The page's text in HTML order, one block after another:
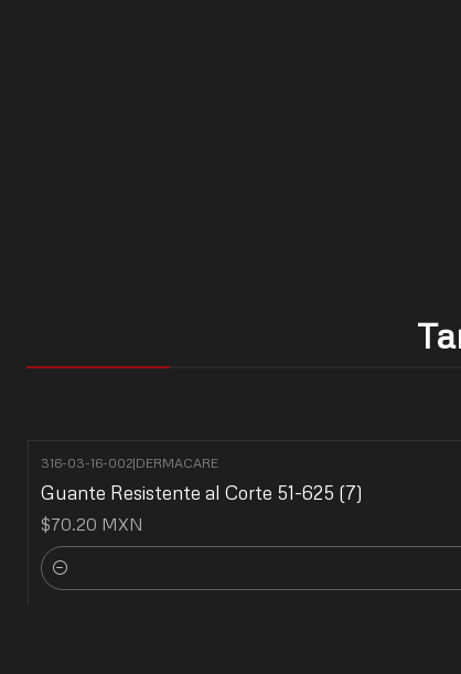
316-03-16-002|DERMACARE
Guante Resistente al Corte 51-625 (7)
$70.20 MXN
Cantidad